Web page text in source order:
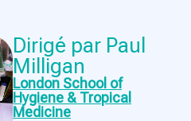
Dirigé par Paul
Milligan
London School of
Hygiene & Tropical
Medicine